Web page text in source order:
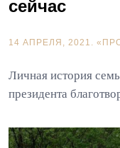
сейчас
14 АПРЕЛЯ, 2021.
Личная история
президента